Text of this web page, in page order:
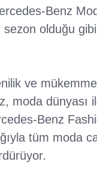
Benz
sezon olduğu
ve
moda dünyası
Benz
tüm moda